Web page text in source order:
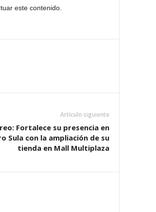
este contenido.
Artículo siguiente
Fortalece su presencia en
Sula con la ampliación de su
tienda en Mall Multiplaza